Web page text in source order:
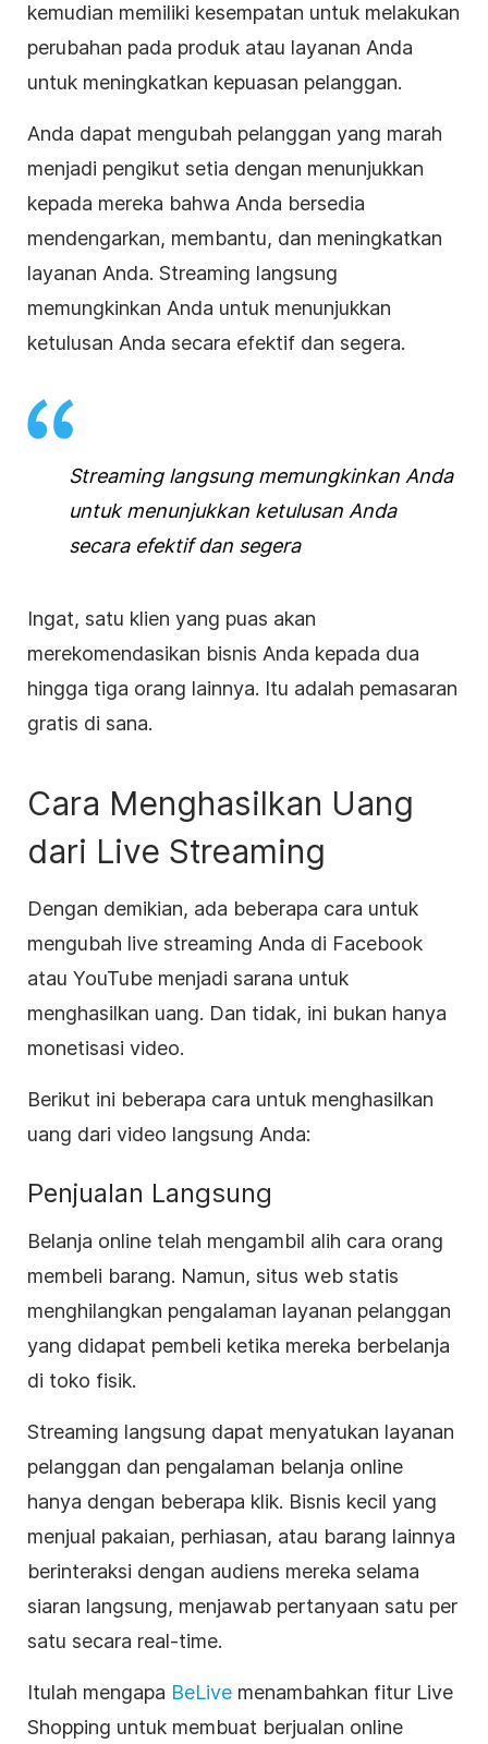
kemudian memiliki kesempatan untuk melakukan
perubahan pada produk atau layanan Anda
untuk meningkatkan kepuasan pelanggan.
Anda dapat mengubah pelanggan yang marah
menjadi pengikut setia dengan menunjukkan
kepada mereka bahwa Anda bersedia
mendengarkan, membantu, dan meningkatkan
layanan Anda. Streaming langsung
memungkinkan Anda untuk menunjukkan
ketulusan Anda secara efektif dan segera.
Streaming langsungmemungkinkan Anda
untuk menunjukkan ketulusan Anda
secara efektif dan segera
Ingat, satu klien yang puas akan
merekomendasikan bisnis Anda kepada dua
hingga tiga orang lainnya. Itu adalah pemasaran
gratis di sana.
Cara Menghasilkan Uang
dari Live Streaming
Dengan demikian, ada beberapa cara untuk
mengubah live streaming Anda di Facebook
atau YouTube menjadi sarana untuk
menghasilkan uang. Dan tidak, ini bukan hanya
monetisasi video.
Berikut ini beberapa cara untuk menghasilkan
uang dari video langsung Anda:
Penjualan Langsung
Belanja online telah mengambil alih cara orang
membeli barang. Namun, situs web statis
menghilangkan pengalaman layanan pelanggan
yang didapat pembeli ketika mereka berbelanja
di toko fisik.
Streaming langsung dapat menyatukan layanan
pelanggan dan pengalaman belanja online
hanya dengan beberapa klik. Bisnis kecil yang
menjual pakaian, perhiasan, atau barang lainnya
berinteraksi dengan audiens mereka selama
siaran langsung, menjawab pertanyaan satu per
satu secara real-time.
Itulah mengapa BeLive menambahkan fitur Live
Shopping untuk membuat berjualan online